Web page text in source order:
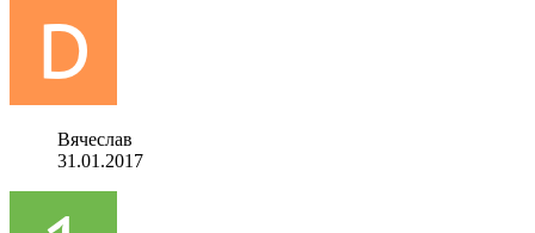
Вячеслав
31.01.2017